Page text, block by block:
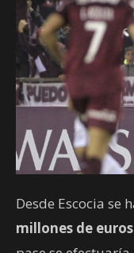
Desde Escocia se
millones de